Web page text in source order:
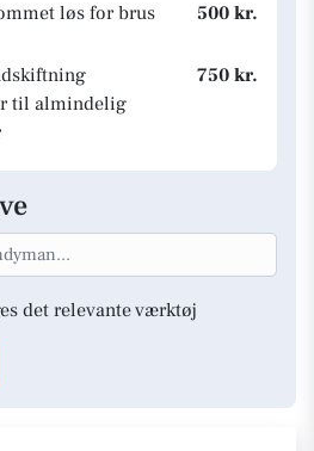
løs for brus
500 kr.
til almindelig
750 kr.
det relevante værktøj